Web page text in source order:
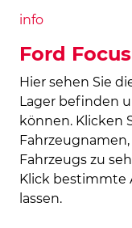
info
Ford
Hier sehen Sie
Lager befinden
können. Klicken
Fahrzeugs zu
Klick bestimmte
lassen.